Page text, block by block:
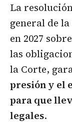
La
general de
en 2027
las
la Corte,
presión y el
para que
legales.